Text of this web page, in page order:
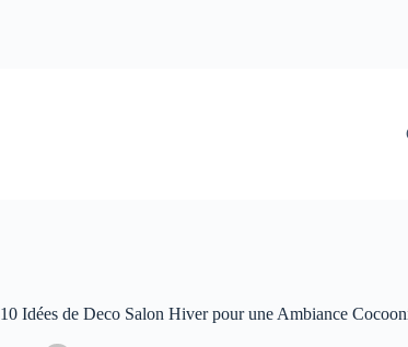
10 Idées de Deco Salon Hiver pour une Ambiance